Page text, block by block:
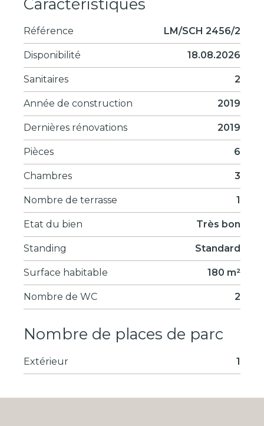
Caractéristiques
Référence LM/SCH 2456/2
Disponibilité 18.08.2026
Sanitaires 2
Année de construction 2019
Dernières rénovations 2019
Pièces 6
Chambres 3
Nombre de terrasse 1
Etat du bien Très bon
Standing Standard
Surface habitable 180 m²
Nombre de WC 2
Nombre de places de parc
Extérieur 1